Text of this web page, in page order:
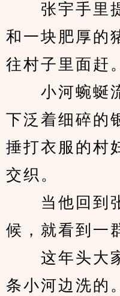
张宇手里提
和一块肥厚的
往村子里面赶。
小河蜿蜒流
下泛着细碎的
捶打衣服的村
交织。
当他回到张
候，就看到一
这年头大家
条小河边洗的。